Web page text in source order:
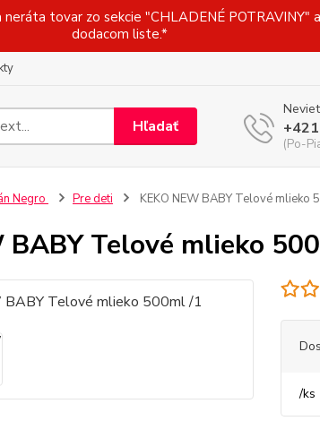
tovar zo sekcie "CHLADENÉ
dodacom liste.*
Hľadať
(Po-
Negro Pre deti KEKO NEW BABY Telové mlieko
BABY Telové mlieko
/ks